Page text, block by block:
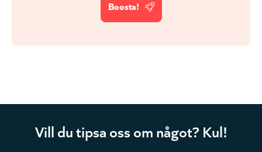
Boosta!
Vill du tipsa oss om något? Kul!